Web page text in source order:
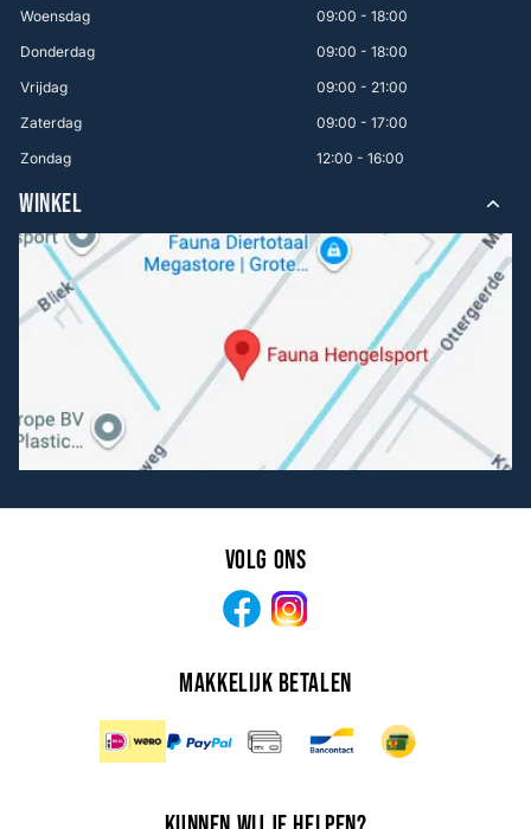
Woensdag
09:00 - 18:00
Donderdag
09:00 - 18:00
Vrijdag
09:00 - 21:00
Zaterdag
09:00 - 17:00
Zondag
12:00 - 16:00
WINKEL
Volg ons
Facebook
Makkelijk betalen